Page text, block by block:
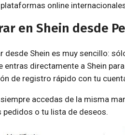
online
en Shein desde
desde Shein es muy sencillo:
entras directamente a Shein
de registro rápido con tu
accedas de la misma
o tu lista de deseos.